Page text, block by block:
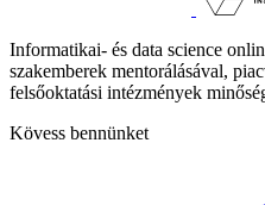
Informatikai- és data science
szakemberek mentorálásával,
felsőoktatási intézmények
Kövess bennünket